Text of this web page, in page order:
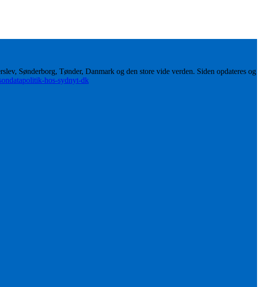
Sønderborg, Tønder, Danmark og den store vide verden. Siden opdateres og
hos-sydnyt-dk